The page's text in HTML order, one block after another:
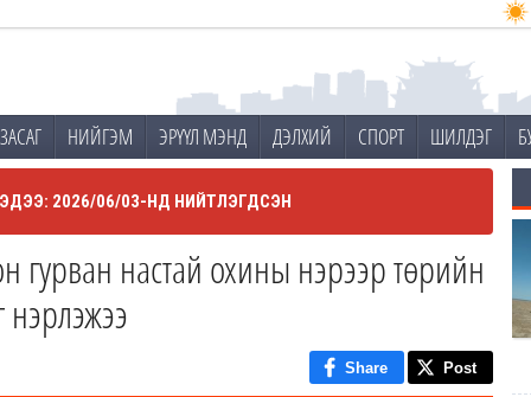
НИЙГЭМ ЭРҮҮЛ МЭНД ДЭЛХИЙ СПОРТ ШИЛДЭГ
2026/06/03-НД НИЙТЛЭГДСЭН
гурван настай охины нэрээр төрийн
Share Post